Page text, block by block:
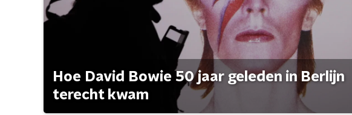
Hoe David Bowie 50 jaar geleden in Berlijn
terecht kwam